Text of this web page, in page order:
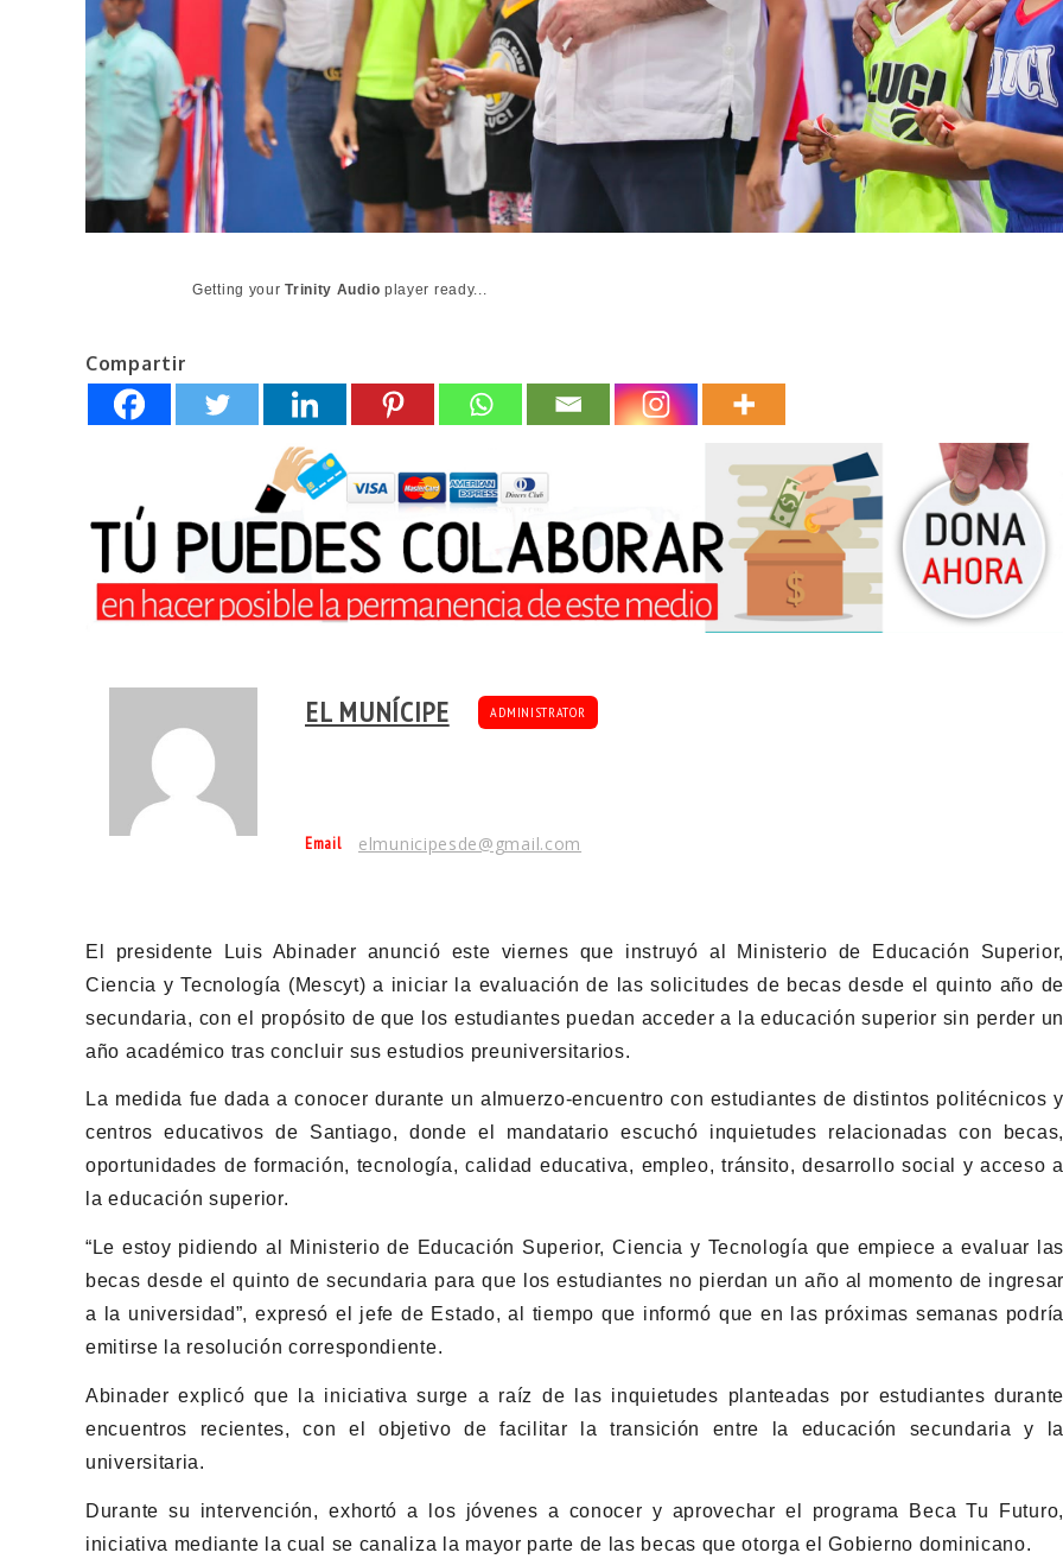
Getting yourTrinity Audio player ready...
Compartir
EL MUNÍCIPE ADMINISTRATOR
Email elmunicipesde@gmail.com
El presidente Luis Abinader anunció este viernes que instruyó al Ministerio de Educación Superior,
Ciencia y Tecnología (Mescyt) a iniciar la evaluación de las solicitudes de becas desde el quinto año de
secundaria, con el propósito de que los estudiantes puedan acceder a la educación superior sin perder un
año académico tras concluir sus estudios preuniversitarios.
La medida fue dada a conocer durante un almuerzo-encuentro con estudiantes de distintos politécnicos y
centros educativos de Santiago, donde el mandatario escuchó inquietudes relacionadas con becas,
oportunidades de formación, tecnología, calidad educativa, empleo, tránsito, desarrollo social y acceso a
la educación superior.
“Le estoy pidiendo al Ministerio de Educación Superior, Ciencia y Tecnología que empiece a evaluar las
becas desde el quinto de secundaria para que los estudiantes no pierdan un año al momento de ingresar
a la universidad”, expresó el jefe de Estado, al tiempo que informó que en las próximas semanas podría
emitirse la resolución correspondiente.
Abinader explicó que la iniciativa surge a raíz de las inquietudes planteadas por estudiantes durante
encuentros recientes, con el objetivo de facilitar la transición entre la educación secundaria y la
universitaria.
Durante su intervención, exhortó a los jóvenes a conocer y aprovechar el programa Beca Tu Futuro,
iniciativa mediante la cual se canaliza la mayor parte de las becas que otorga el Gobierno dominicano.